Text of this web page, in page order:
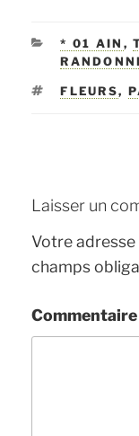
* 01 AIN ,
FLEURS,
Laisser un
Votre adresse
champs